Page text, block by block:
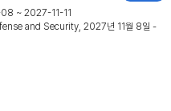
~ 2027-11-11
and Security, 2027년 11월 8일 -